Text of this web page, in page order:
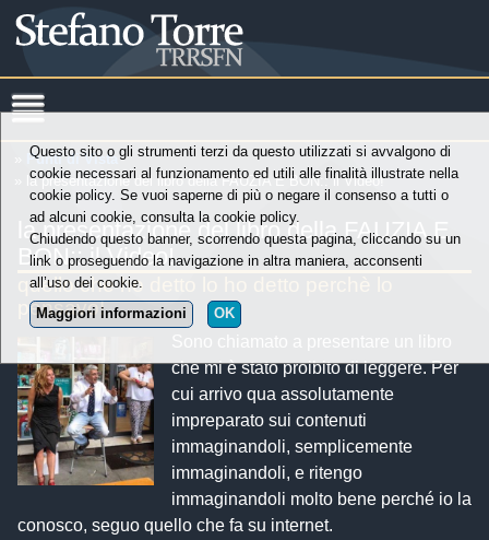
Punti di Vista
» la presentazione del libro della FAUZIA E BON:: il Video!
la presentazione del libro della FAUZIA E
BON:: il Video!
quello che ho detto lo ho detto perchè lo
pensavo!
che mi è stato proibito di leggere. Per
cui arrivo qua assolutamente
impreparato sui contenuti
immaginandoli, semplicemente
immaginandoli, e ritengo
immaginandoli molto bene perché io la
conosco, seguo quello che fa su internet.
Questo sito o gli strumenti terzi da questo utilizzati si avvalgono di
cookie necessari al funzionamento ed utili alle finalità illustrate nella
cookie policy. Se vuoi saperne di più o negare il consenso a tutti o
ad alcuni cookie, consulta la cookie policy.
Chiudendo questo banner, scorrendo questa pagina, cliccando su un
link o proseguendo la navigazione in altra maniera, acconsenti
all’uso dei cookie.
Maggiori informazioni
OK